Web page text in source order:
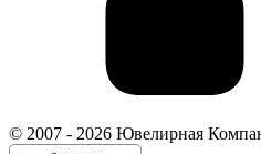
© 2007 - 2026 Ювелирная